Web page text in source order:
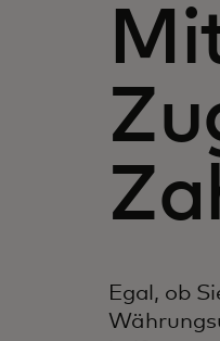
Egal, ob